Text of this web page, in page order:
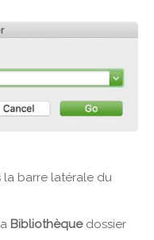
la barre latérale du
Bibliothèque dossier